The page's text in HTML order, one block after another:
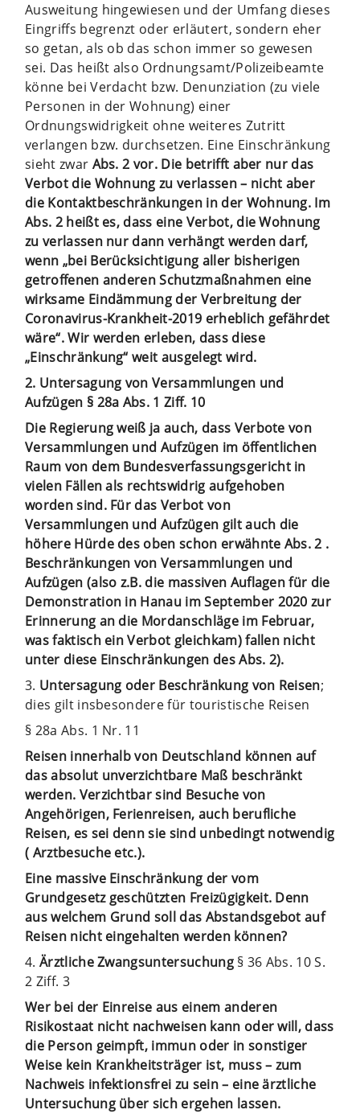
Ausweitung hingewiesen und der Umfang dieses
Eingriffs begrenzt oder erläutert, sondern eher
so getan, als ob das schon immer so gewesen
sei. Das heißt also Ordnungsamt/Polizeibeamte
könne bei Verdacht bzw. Denunziation (zu viele
Personen in der Wohnung) einer
Ordnungswidrigkeit ohne weiteres Zutritt
verlangen bzw. durchsetzen. Eine Einschränkung
sieht zwar Abs. 2 vor. Die betrifft aber nur das
Verbot die Wohnung zu verlassen – nicht aber
die Kontaktbeschränkungen in der Wohnung. Im
Abs. 2 heißt es, dass eine Verbot, die Wohnung
zu verlassen nur dann verhängt werden darf,
wenn „bei Berücksichtigung aller bisherigen
getroffenen anderen Schutzmaßnahmen eine
wirksame Eindämmung der Verbreitung der
Coronavirus-Krankheit-2019 erheblich gefährdet
wäre“. Wir werden erleben, dass diese
„Einschränkung“ weit ausgelegt wird.
2. Untersagung von Versammlungen und
Aufzügen § 28a Abs. 1 Ziff. 10
Die Regierung weiß ja auch, dass Verbote von
Versammlungen und Aufzügen im öffentlichen
Raum von dem Bundesverfassungsgericht in
vielen Fällen als rechtswidrig aufgehoben
worden sind. Für das Verbot von
Versammlungen und Aufzügen gilt auch die
höhere Hürde des oben schon erwähnte Abs. 2 .
Beschränkungen von Versammlungen und
Aufzügen (also z.B. die massiven Auflagen für die
Demonstration in Hanau im September 2020 zur
Erinnerung an die Mordanschläge im Februar,
was faktisch ein Verbot gleichkam) fallen nicht
unter diese Einschränkungen des Abs. 2).
3. Untersagung oder Beschränkung von Reisen;
dies gilt insbesondere für touristische Reisen
§ 28a Abs. 1 Nr. 11
Reisen innerhalb von Deutschland können auf
das absolut unverzichtbare Maß beschränkt
werden. Verzichtbar sind Besuche von
Angehörigen, Ferienreisen, auch berufliche
Reisen, es sei denn sie sind unbedingt notwendig
( Arztbesuche etc.).
Eine massive Einschränkung der vom
Grundgesetz geschützten Freizügigkeit. Denn
aus welchem Grund soll das Abstandsgebot auf
Reisen nicht eingehalten werden können?
4. Ärztliche Zwangsuntersuchung§ 36 Abs. 10 S.
2 Ziff. 3
Wer bei der Einreise aus einem anderen
Risikostaat nicht nachweisen kann oder will, dass
die Person geimpft, immun oder in sonstiger
Weise kein Krankheitsträger ist, muss – zum
Nachweis infektionsfrei zu sein – eine ärztliche
Untersuchung über sich ergehen lassen.